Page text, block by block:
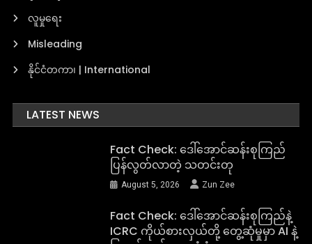
လူမှုရေး
Misleading
နိုင်ငံတကာ၊ | International
LATEST NEWS
Fact Check: ဒေါ်အောင်ဆန်းစုကြည်
ပြန်လွတ်လာတဲ့ သတင်းတု
August 5, 2026 Zun Zee
Fact Check: ဒေါ်အောင်ဆန်းစုကြည်နဲ့
ICRC ကိုယ်စားလှယ်တို့ တွေ့ဆုံမှုမှာ AI နဲ့